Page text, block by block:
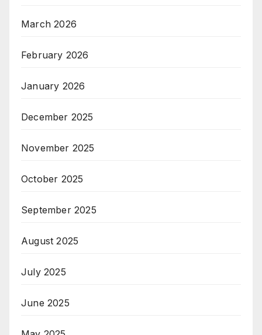
March 2026
February 2026
January 2026
December 2025
November 2025
October 2025
September 2025
August 2025
July 2025
June 2025